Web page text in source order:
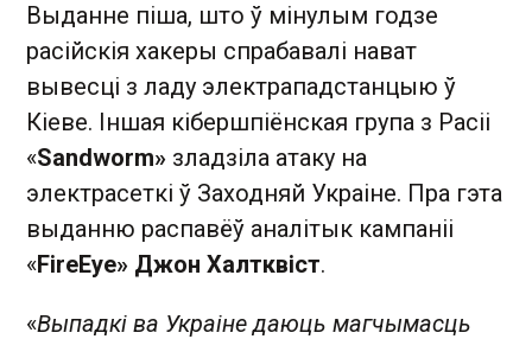
Выданне піша, што ў мінулым годзе
расійскія хакеры спрабавалі нават
вывесці з ладу электрападстанцыю ў
Кіеве. Іншая кібершпіёнская група з Расіі
«Sandworm» зладзіла атаку на
электрасеткі ў Заходняй Украіне. Пра гэта
выданню распавёў аналітык кампаніі
«FireEye» Джон Халтквіст.
«Выпадкі ва Украіне даюць магчымасць